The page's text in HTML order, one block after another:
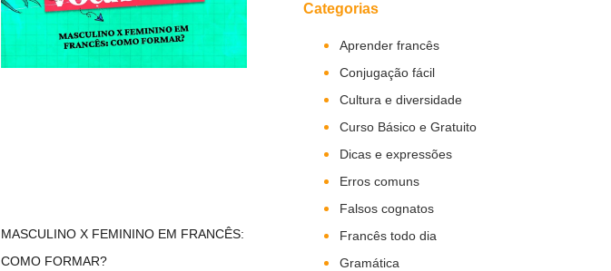
MASCULINO X FEMININO EM FRANCÊS:
COMO FORMAR?
Categorias
Aprender francês
Conjugação fácil
Cultura e diversidade
Curso Básico e Gratuito
Dicas e expressões
Erros comuns
Falsos cognatos
Francês todo dia
Gramática